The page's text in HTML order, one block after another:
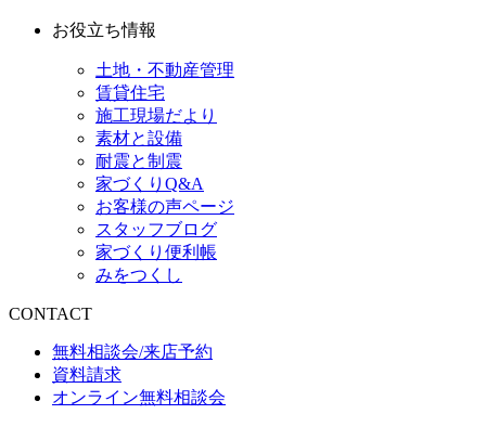
お役立ち情報
土地・不動産管理
賃貸住宅
施工現場だより
素材と設備
耐震と制震
家づくりQ&A
お客様の声ページ
スタッフブログ
家づくり便利帳
みをつくし
CONTACT
無料相談会/来店予約
資料請求
オンライン無料相談会